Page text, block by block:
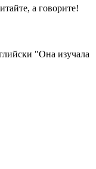
а говорите!
"Она изучала